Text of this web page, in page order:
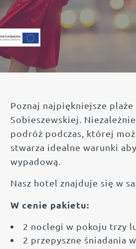
Poznaj najpiękniejsze
Sobieszewskiej.
podróż podczas, której
stwarza idealne warunki
wypadową.
Nasz hotel znajduje się w
W cenie pakietu:
2 noclegi w pokoju trzy
2 przepyszne śniadania